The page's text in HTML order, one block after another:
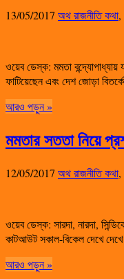
13/05/2017 অথ রাজনীতি কথা,
ওয়েব ডেস্ক: মমতা বন্দ্যোপাধ্যায়
ফাটিয়েছেন এবং দেশ জোড়া
আরও পড়ুন »
মমতার সততা নিয়ে
12/05/2017 অথ রাজনীতি কথা,
ওয়েব ডেস্ক: সারদা, নারদা,
কাটআউট সকাল-বিকেল দেখে
আরও পড়ুন »